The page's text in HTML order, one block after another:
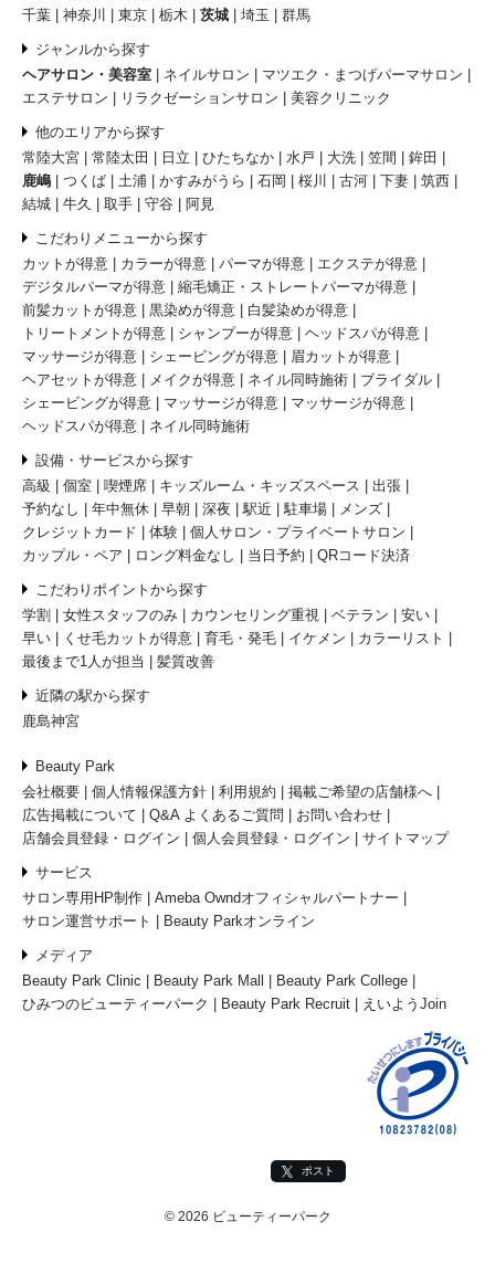
千葉
神奈川 東京 栃木 茨城 埼玉 群馬
ジャンルから探す
ヘアサロン・美容室
ネイルサロン
マツエク・まつげパーマサロン
エステサロン
リラクゼーションサロン 美容クリニック
他のエリアから探す
常陸大宮
常陸太田 日立 ひたちなか 水戸 大洗 笠間
鉾田
鹿嶋
つくば 土浦 かすみがうら 石岡 桜川 古河 下妻
筑西
結城
牛久 取手 守谷 阿見
こだわりメニューから探す
カットが得意
カラーが得意 パーマが得意
エクステが得意
デジタルパーマが得意
縮毛矯正・ストレートパーマが得意
前髪カットが得意
黒染めが得意
白髪染めが得意
トリートメントが得意
シャンプーが得意
ヘッドスパが得意
マッサージが得意
シェービングが得意
眉カットが得意
ヘアセットが得意
メイクが得意 ネイル同時施術
ブライダル
シェービングが得意
マッサージが得意
マッサージが得意
ヘッドスパが得意
ネイル同時施術
設備・サービスから探す
高級
個室 喫煙席 キッズルーム・キッズスペース
出張
予約なし
年中無休 早朝 深夜 駅近 駐車場
メンズ
クレジットカード
体験
個人サロン・プライベートサロン
カップル・ペア
ロング料金なし 当日予約 QRコード決済
こだわりポイントから探す
学割
女性スタッフのみ カウンセリング重視 ベテラン
安い
早い
くせ毛カットが得意 育毛・発毛 イケメン
カラーリスト
最後まで1人が担当
髪質改善
近隣の駅から探す
鹿島神宮
Beauty Park
会社概要
個人情報保護方針 利用規約
掲載ご希望の店舗様へ
広告掲載について
Q&A よくあるご質問
お問い合わせ
店舗会員登録・ログイン
個人会員登録・ログイン サイトマップ
サービス
サロン専用HP制作
Ameba Owndオフィシャルパートナー
サロン運営サポート
Beauty Parkオンライン
メディア
Beauty Park Clinic
Beauty Park Mall
Beauty Park College
ひみつのビューティーパーク
Beauty Park Recruit えいようJoin
ポスト
© 2026 ビューティーパーク